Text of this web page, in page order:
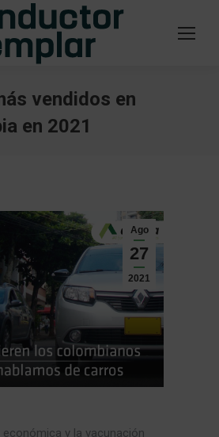
vendidos en
en 2021
Ago
27
2021
y la vacunación